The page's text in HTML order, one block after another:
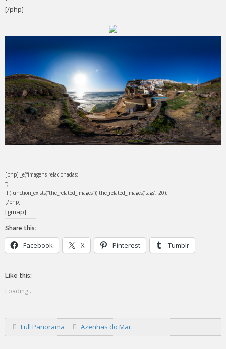
[/php]
[php] _e(“imagens relacionadas:
“);
if (function_exists(“the_related_images”)) the_related_images(‘tags’, 20);
[/php]
[gmap]
Share this:
Facebook X Pinterest Tumblr
Like this:
Loading...
Full Panorama Azenhas do Mar.